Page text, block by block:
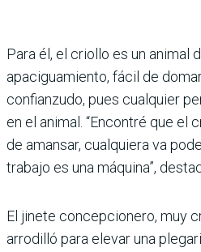
Para él, el criollo es un animal
apaciguamiento, fácil de
confianzudo, pues cualquier
en el animal. “Encontré que el
de amansar, cualquiera va
trabajo es una máquina”,
El jinete concepcionero, muy
arrodilló para elevar una